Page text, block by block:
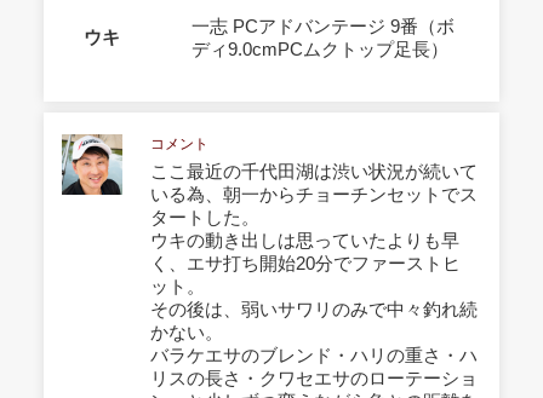
ウキ
一志 PCアドバンテージ 9番（ボ
ディ9.0cmPCムクトップ足長）
コメント
ここ最近の千代田湖は渋い状況が続いて
いる為、朝一からチョーチンセットでス
タートした。
ウキの動き出しは思っていたよりも早
く、エサ打ち開始20分でファーストヒ
ット。
その後は、弱いサワリのみで中々釣れ続
かない。
バラケエサのブレンド・ハリの重さ・ハ
リスの長さ・クワセエサのローテーショ